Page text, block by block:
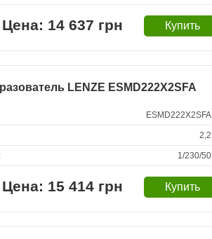
14 637 грн
LENZE ESMD222X2SFA
ESMD222X2SFA
2,2
1/230/50
15 414 грн